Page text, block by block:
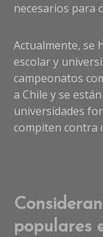
necesarios para
Actualmente, se
escolar y
campeonatos
a Chile y se
universidades
compiten contra
populares